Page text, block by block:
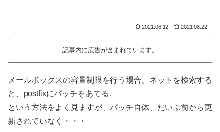
2021.06.12 2021.08.22
記事内に広告が含まれています。
メールボックスの容量制限を行う場合、ネットを検索する
と、postfixにパッチをあてる。
という方法をよく見ますが、パッチ自体、だいぶ前から更
新されていなく・・・